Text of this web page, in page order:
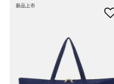
新品上市